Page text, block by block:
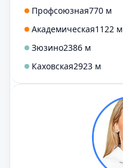
Профсоюзная770 м
Академическая1122 м
Зюзино2386 м
Каховская2923 м